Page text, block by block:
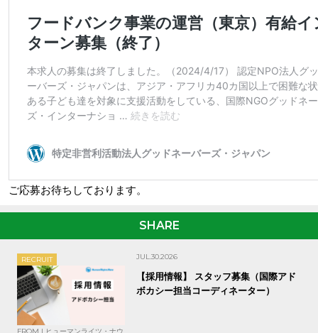
ご応募お待ちしております。
SHARE
RECRUIT JUL.30.2026
【採用情報】 スタッフ募集（国際アド
ボカシー担当コーディネーター）